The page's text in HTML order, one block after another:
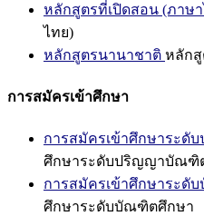
หลักสูตรที่เปิดสอน (ภาษ
ไทย)
หลักสูตรนานาชาติ หลัก
การสมัครเข้าศึกษา
การสมัครเข้าศึกษาระ
ศึกษาระดับปริญญาบัณฑิ
การสมัครเข้าศึกษาระดั
ศึกษาระดับบัณฑิตศึกษา